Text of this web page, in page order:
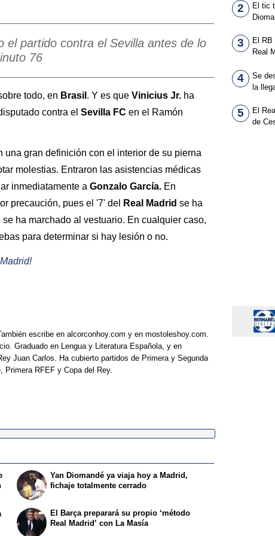
el partido contra el Sevilla antes de lo
76
todo, en Brasil . Y es que Vinicius Jr. ha
contra el Sevilla FC en el Ramón
gran definición con el interior de su pierna
molestias. Entraron las asistencias médicas
inmediatamente a Gonzalo García. En
precaución, pues el '7' del
Real Madrid se ha
ha marchado al vestuario. En cualquier caso,
para determinar si hay lesión o no.
escribe en alcorconhoy.com y en mostoleshoy.com.
Graduado en Lengua y Literatura Española, y en
Juan Carlos. Ha cubierto partidos de Primera y Segunda
Primera RFEF y Copa del Rey.
Yan Diomandé ya viaja hoy a Madrid,
fichaje totalmente cerrado
El Barça preparará su propio ‘método
Real Madrid’ con La Masía
2
El tic
3
El RB
Real
4
Se
la
5
El
de